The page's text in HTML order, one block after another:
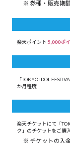
券種・販売期
楽天ポイント 5,000ポ
「TOKYO IDOL
か月程度
楽天チケットにて「
ク」のチケットをご購
チケットの入